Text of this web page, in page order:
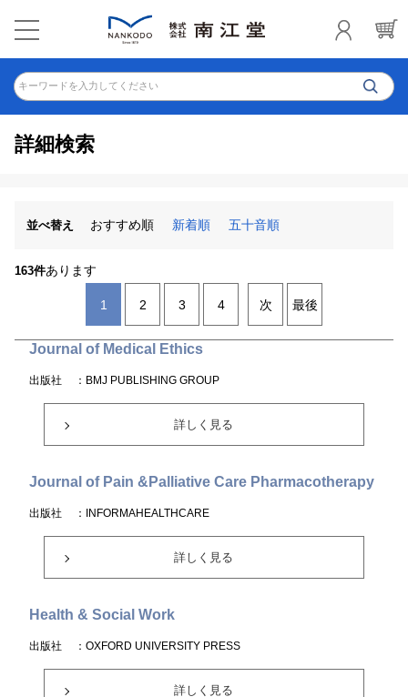
キーワードを入力してください
詳細検索
並べ替え おすすめ順 新着順 五十音順
163件あります
1 2 3 4 次 最後
Journal of Medical Ethics
出版社 ：BMJ PUBLISHING GROUP
詳しく見る
Journal of Pain &Palliative Care Pharmacotherapy
出版社 ：INFORMAHEALTHCARE
詳しく見る
Health & Social Work
出版社 ：OXFORD UNIVERSITY PRESS
詳しく見る